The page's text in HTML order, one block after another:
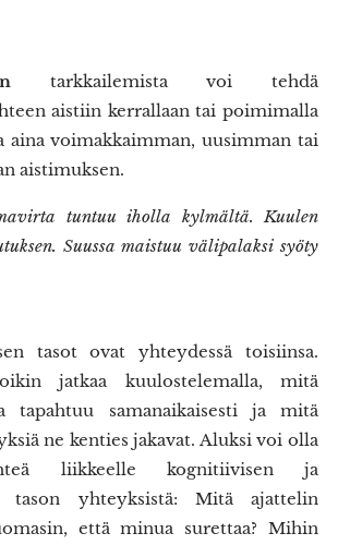
tarkkailemista voi tehdä
aistiin kerrallaan tai poimimalla
aina voimakkaimman, uusimman tai
aistimuksen.
tuntuu iholla kylmältä. Kuulen
Suussa maistuu välipalaksi syöty
tasot ovat yhteydessä toisiinsa.
jatkaa kuulostelemalla, mitä
tapahtuu samanaikaisesti ja mitä
ne kenties jakavat. Aluksi voi olla
liikkeelle kognitiivisen ja
tason yhteyksistä: Mitä ajattelin
että minua surettaa? Mihin